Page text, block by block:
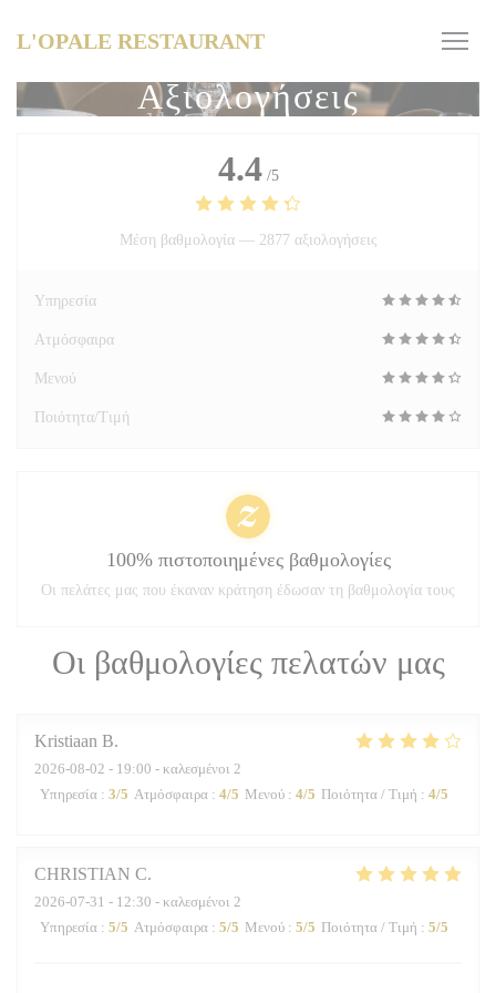
L'OPALE RESTAURANT
Αξιολογήσεις
Οι βαθμολογίες πελατών μας
Kristiaan B
2026-08-02 - 19:00 - καλεσμένοι 2
Υπηρεσία : 3/5 Ατμόσφαιρα : 4/5 Μενού : 4/5 Ποιότητα / Τιμή : 4/5
CHRISTIAN C
2026-07-31 - 12:30 - καλεσμένοι 2
Υπηρεσία : 5/5 Ατμόσφαιρα : 5/5 Μενού : 5/5 Ποιότητα / Τιμή : 5/5
4.4 /5
Μέση βαθμολογία — 2877 αξιολογήσεις
Υπηρεσία
Ατμόσφαιρα
Μενού
Ποιότητα/Τιμή
100% πιστοποιημένες βαθμολογίες
Οι πελάτες μας που έκαναν κράτηση έδωσαν τη βαθμολογία τους